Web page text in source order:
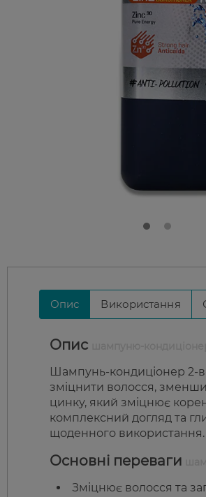
Опис Використання
Опис
Шампунь-кондиціонер 2-
зміцнити волосся,
цинку, який зміцнює
комплексний догляд та
щоденного використання.
Основні переваги
Зміцнює волосся та